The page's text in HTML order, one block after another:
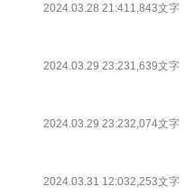
2024.03.28 21:411,843文字
2024.03.29 23:231,639文字
2024.03.29 23:232,074文字
2024.03.31 12:032,253文字